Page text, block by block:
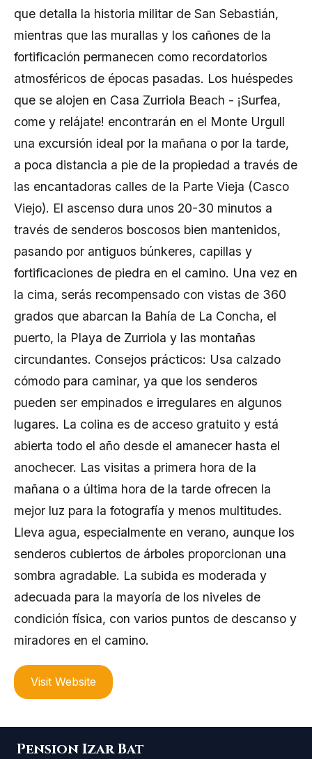
que detalla la historia militar de San Sebastián,
mientras que las murallas y los cañones de la
fortificación permanecen como recordatorios
atmosféricos de épocas pasadas. Los huéspedes
que se alojen en Casa Zurriola Beach - ¡Surfea,
come y relájate! encontrarán en el Monte Urgull
una excursión ideal por la mañana o por la tarde,
a poca distancia a pie de la propiedad a través de
las encantadoras calles de la Parte Vieja (Casco
Viejo). El ascenso dura unos 20-30 minutos a
través de senderos boscosos bien mantenidos,
pasando por antiguos búnkeres, capillas y
fortificaciones de piedra en el camino. Una vez en
la cima, serás recompensado con vistas de 360
grados que abarcan la Bahía de La Concha, el
puerto, la Playa de Zurriola y las montañas
circundantes. Consejos prácticos: Usa calzado
cómodo para caminar, ya que los senderos
pueden ser empinados e irregulares en algunos
lugares. La colina es de acceso gratuito y está
abierta todo el año desde el amanecer hasta el
anochecer. Las visitas a primera hora de la
mañana o a última hora de la tarde ofrecen la
mejor luz para la fotografía y menos multitudes.
Lleva agua, especialmente en verano, aunque los
senderos cubiertos de árboles proporcionan una
sombra agradable. La subida es moderada y
adecuada para la mayoría de los niveles de
condición física, con varios puntos de descanso y
miradores en el camino.
Visit Website
Pension Izar Bat